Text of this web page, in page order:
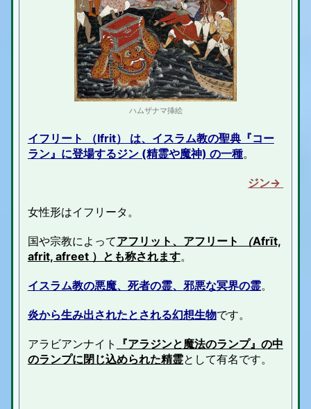
ハムザナマ挿絵
イフリート （Ifrit） は、イスラム教の聖典『コー
ラン』に登場するジン (精霊や魔神) の一種。
ジン→
女性形はイフリータ。
国や宗教によってアフリット、アフリート （Afrīt,
afrit, afreet）とも称されます。
イスラム教の悪魔、死者の霊、 邪悪な冥界の霊。
炎から生み出されたとされる幻想生物です。
アラビアンナイト
『アラジンと魔法のランプ』の中
のランプに閉じ込められた精霊として有名です。